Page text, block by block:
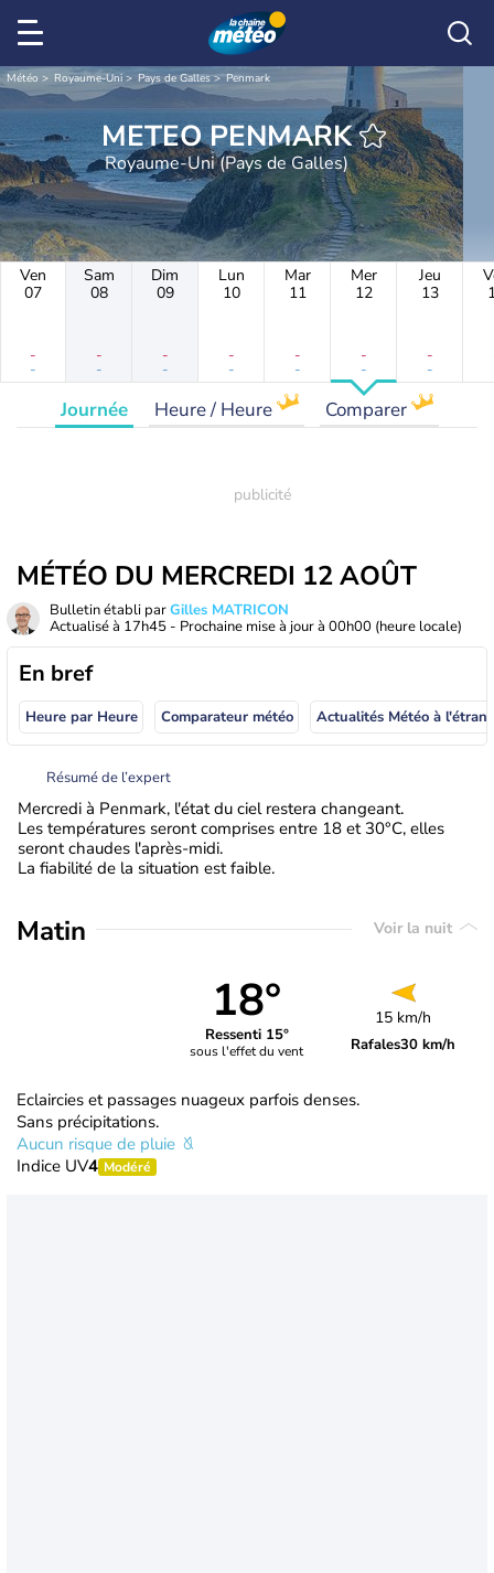
Météo Royaume-Uni Pays de Galles Penmark
METEO PENMARK
Royaume-Uni (Pays de Galles)
Ven
07
-
-
Sam
08
-
-
Dim
09
-
-
Lun
10
-
-
Mar
11
-
-
Mer
12
-
-
Jeu
13
-
-
Journée Heure / Heure Comparer
MÉTÉO DU MERCREDI 12 AOÛT
Bulletin établi parGilles MATRICON
Actualisé à 17h45 - Prochaine mise à jour à 00h00 (heure locale)
En bref
Heure par Heure Comparateur météo
Résumé de l’expert
Mercredi à Penmark, l'état du ciel restera changeant.
Les températures seront comprises entre 18 et 30°C, elles
seront chaudes l'après-midi.
La fiabilité de la situation est faible.
Matin Voir la nuit
18°
Ressenti 15°
sous l'effet du vent
15 km/h
Rafales30 km/h
Eclaircies et passages nuageux parfois denses.
Sans précipitations.
Aucun risque de pluie
Indice UV4 Modéré